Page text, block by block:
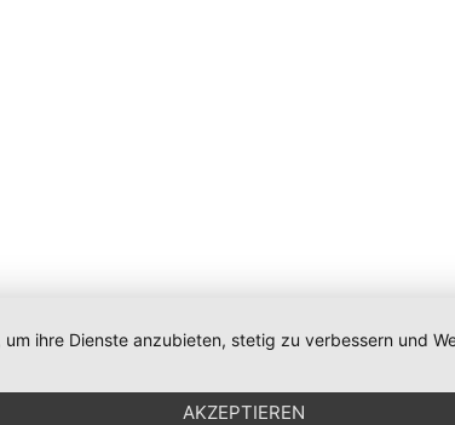
|Datenschutz|Newsletter|Cookie-Einstellungen
ihre Dienste anzubieten, stetig zu verbessern und
AKZEPTIEREN